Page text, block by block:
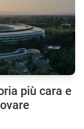
più cara e